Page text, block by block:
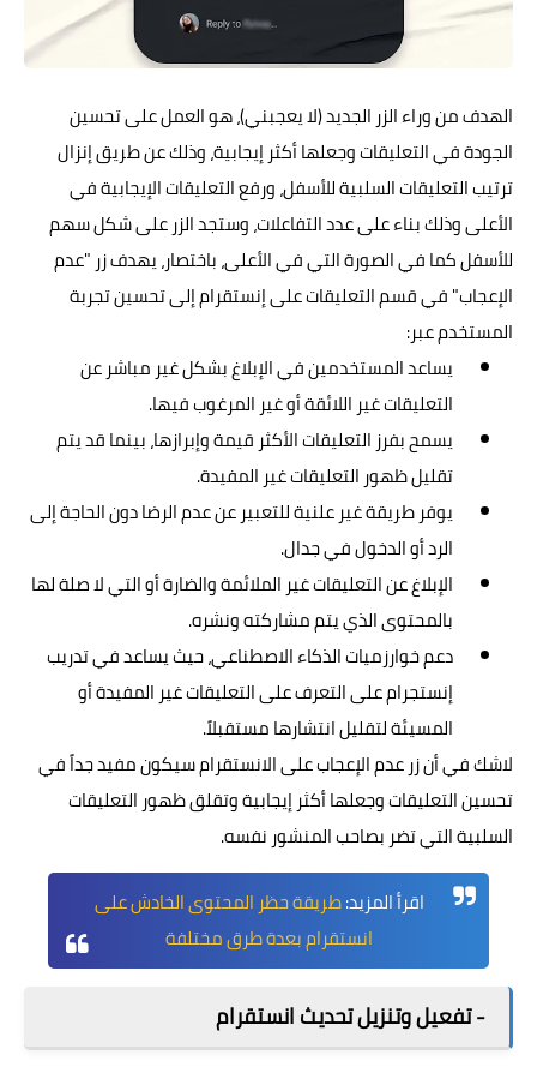
الهدف من وراء الزر الجديد (لا يعجبني)، هو العمل على تحسين
الجودة في التعليقات وجعلها أكثر إيجابية، وذلك عن طريق إنزال
ترتيب التعليقات السلبية للأسفل، ورفع التعليقات الإيجابية في
الأعلى وذلك بناء على عدد التفاعلات، وستجد الزر على شكل سهم
للأسفل كما في الصورة التي في الأعلى، باختصار، يهدف زر "عدم
الإعجاب" في قسم التعليقات على إنستقرام إلى تحسين تجربة
المستخدم عبر:
يساعد المستخدمين في الإبلاغ بشكل غير مباشر عن
التعليقات غير اللائقة أو غير المرغوب فيها.
يسمح بفرز التعليقات الأكثر قيمة وإبرازها، بينما قد يتم
تقليل ظهور التعليقات غير المفيدة.
يوفر طريقة غير علنية للتعبير عن عدم الرضا دون الحاجة إلى
الرد أو الدخول في جدال.
الإبلاغ عن التعليقات غير الملائمة والضارة أو التي لا صلة لها
بالمحتوى الذي يتم مشاركته ونشره.
دعم خوارزميات الذكاء الاصطناعي، حيث يساعد في تدريب
إنستجرام على التعرف على التعليقات غير المفيدة أو
المسيئة لتقليل انتشارها مستقبلاً.
لاشك في أن زر عدم الإعجاب على الانستقرام سيكون مفيد جداً في
تحسين التعليقات وجعلها أكثر إيجابية وتقلق ظهور التعليقات
السلبية التي تضر بصاحب المنشور نفسه.
اقرأ المزيد:طريقة حظر المحتوى الخادش على
انستقرام بعدة طرق مختلفة
- تفعيل وتنزيل تحديث انستقرام